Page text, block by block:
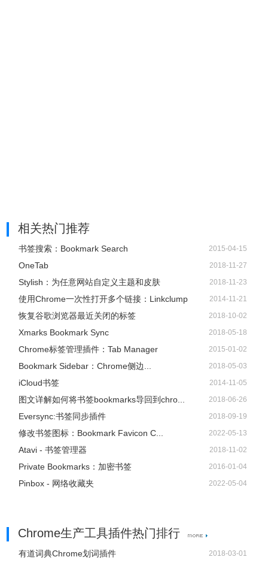
相关热门推荐
书签搜索：Bookmark Search 2015-04-15
OneTab 2018-11-27
Stylish：为任意网站自定义主题和皮肤 2018-11-23
使用Chrome一次性打开多个链接：Linkclump 2014-11-21
恢复谷歌浏览器最近关闭的标签 2018-10-02
Xmarks Bookmark Sync 2018-05-18
Chrome标签管理插件：Tab Manager 2015-01-02
Bookmark Sidebar：Chrome侧边... 2018-05-03
iCloud书签 2014-11-05
图文详解如何将书签bookmarks导回到chro... 2018-06-26
Eversync:书签同步插件 2018-09-19
修改书签图标：Bookmark Favicon C... 2022-05-13
Atavi - 书签管理器 2018-11-02
Private Bookmarks：加密书签 2016-01-04
Pinbox - 网络收藏夹 2022-05-04
Chrome生产工具插件热门排行
有道词典Chrome划词插件 2018-03-01